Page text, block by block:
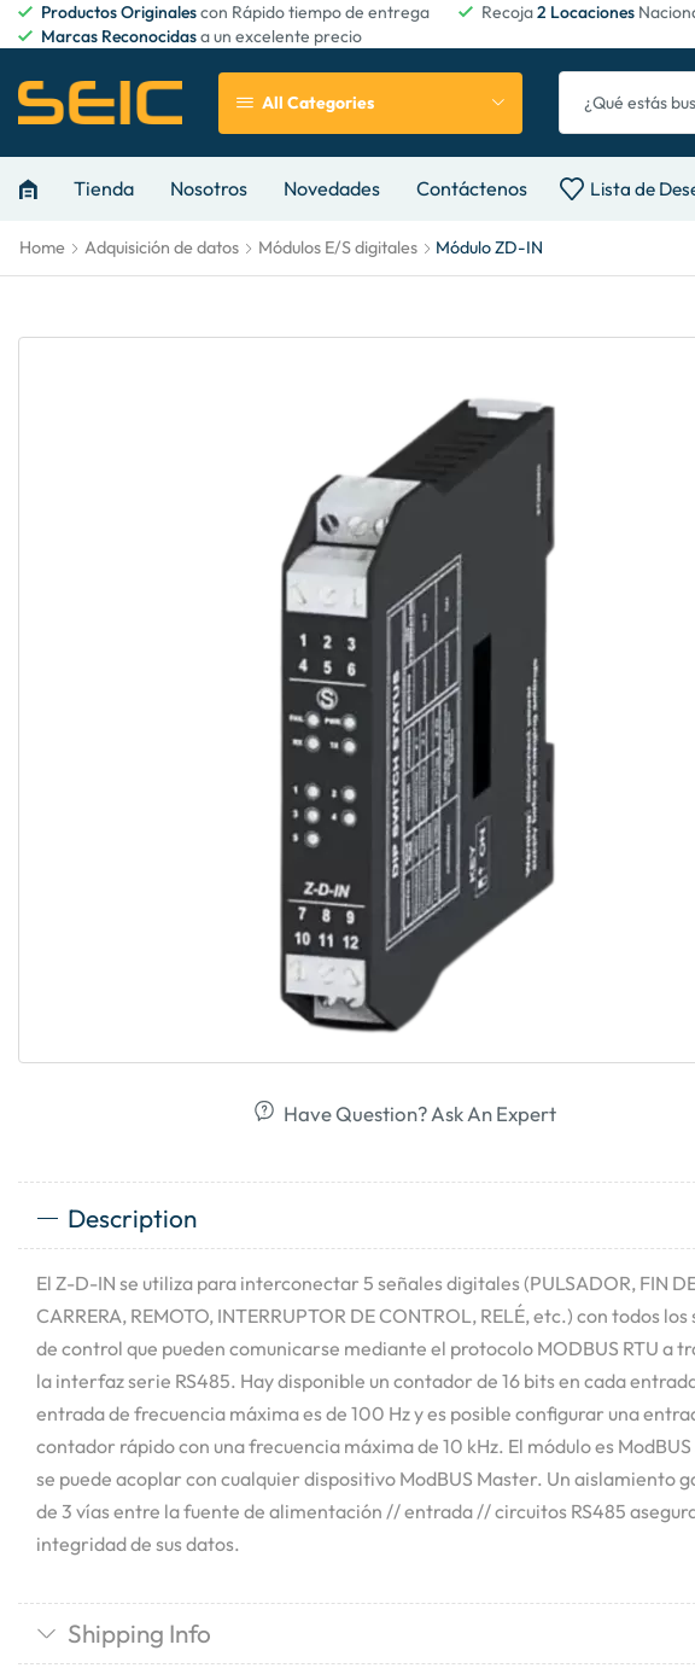
Productos Originalescon Rápido tiempo de entrega Recoja2 Locaciones
Marcas Reconocidasa un excelente precio
All Categories
Tienda Nosotros Novedades Contáctenos Lista de
Home Adquisición de datos Módulos E/S digitales Módulo ZD-IN
Have Question? Ask An Expert
Description
El Z-D-IN se utiliza para interconectar 5 señales digitales (PULSADOR, FIN
CARRERA, REMOTO, INTERRUPTOR DE CONTROL, RELÉ, etc.) con todos
de control que pueden comunicarse mediante el protocolo MODBUS RTU a
la interfaz serie RS485. Hay disponible un contador de 16 bits en cada
entrada de frecuencia máxima es de 100 Hz y es posible configurar una
contador rápido con una frecuencia máxima de 10 kHz. El módulo es ModBUS
se puede acoplar con cualquier dispositivo ModBUS Master. Un aislamiento
de 3 vías entre la fuente de alimentación // entrada // circuitos RS485
integridad de sus datos.
Shipping Info